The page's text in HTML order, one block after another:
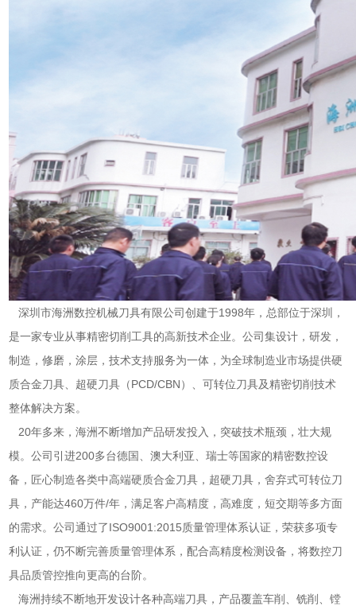
深圳市海洲数控机械刀具有限公司创建于1998年，总部位于深圳，
是一家专业从事精密切削工具的高新技术企业。公司集设计，研发，
制造，修磨，涂层，技术支持服务为一体，为全球制造业市场提供硬
质合金刀具、超硬刀具（PCD/CBN）、可转位刀具及精密切削技术
整体解决方案。
20年多来，海洲不断增加产品研发投入，突破技术瓶颈，壮大规
模。公司引进200多台德国、澳大利亚、瑞士等国家的精密数控设
备，匠心制造各类中高端硬质合金刀具，超硬刀具，舍弃式可转位刀
具，产能达460万件/年，满足客户高精度，高难度，短交期等多方面
的需求。公司通过了ISO9001:2015质量管理体系认证，荣获多项专
利认证，仍不断完善质量管理体系，配合高精度检测设备，将数控刀
具品质管控推向更高的台阶。
海洲持续不断地开发设计各种高端刀具，产品覆盖车削、铣削、镗